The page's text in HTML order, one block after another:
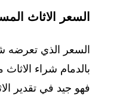
السعر الاثاث
السعر الذي تعرضه
بالدمام شراء
فهو جيد في تقدير